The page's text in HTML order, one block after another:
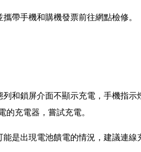
帶手機和購機發票前往網點檢修。
和鎖屏介面不顯示充電，手機指示
充電器，嘗試充電。
是出現電池饋電的情況，建議連線